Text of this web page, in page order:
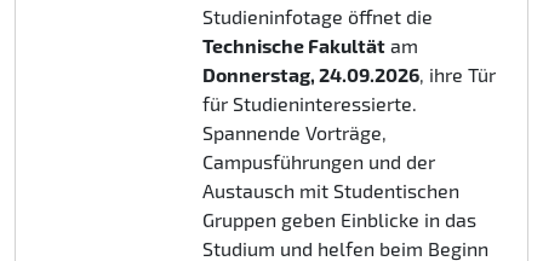
Studieninfotage öffnet die
Technische Fakultätam
Donnerstag, 24.09.2026, ihre Tür
für Studieninteressierte.
Spannende Vorträge,
Campusführungen und der
Austausch mit Studentischen
Gruppen geben Einblicke in das
Studium und helfen beim Beginn